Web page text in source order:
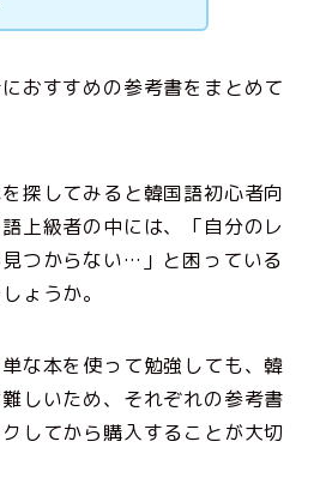
おすすめの参考書をまとめて
探してみると韓国語初心者向
上級者の中には、「自分のレ
つからない…」と困っている
ょうか。
な本を使って勉強しても、韓
しいため、それぞれの参考書
してから購入することが大切